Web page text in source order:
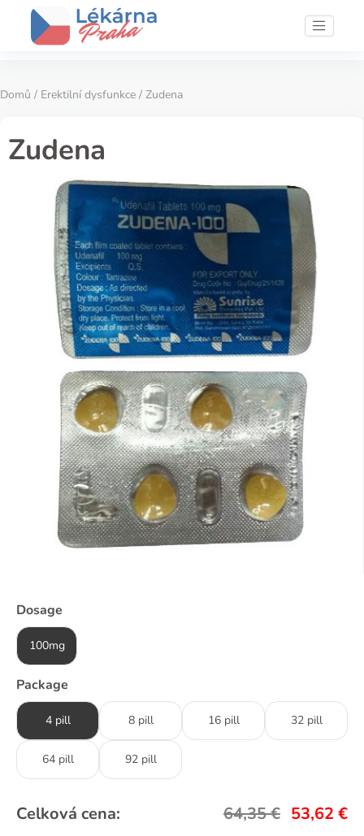
Domů / Erektilní dysfunkce / Zudena
Zudena
Dosage
100mg
Package
4 pill 8 pill 16 pill 32 pill
64 pill 92 pill
Celková cena: 64,35€ 53,62 €